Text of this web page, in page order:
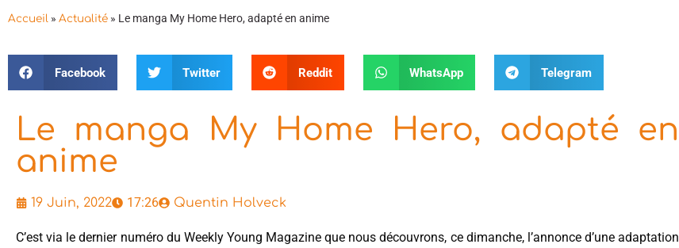
Accueil » Actualité » Le manga My Home Hero, adapté en anime
Facebook Twitter Reddit WhatsApp Telegram
Le manga My Home Hero, adapté en
anime
19 Juin, 2022 17:26 Quentin Holveck
C’est via le dernier numéro du Weekly Young Magazine que nous découvrons, ce dimanche, l’annonce d’une adaptation